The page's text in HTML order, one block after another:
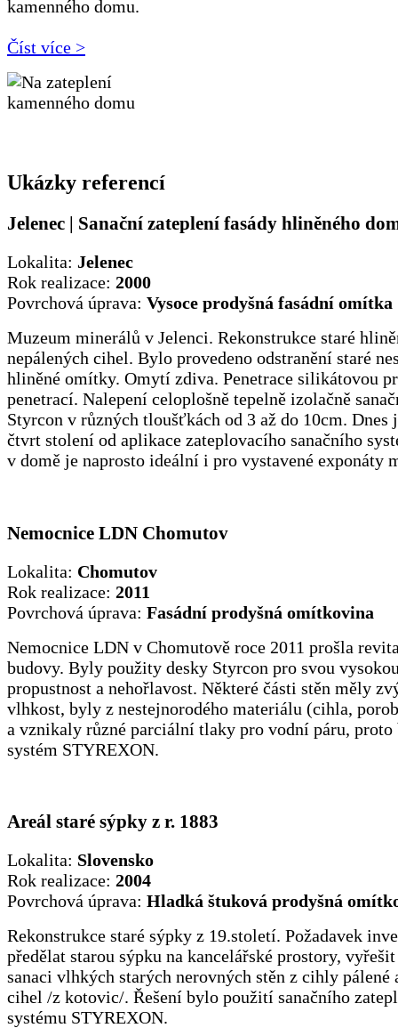
kamenného domu.
Číst více >
Ukázky referencí
Jelenec | Sanační zateplení fasády hliněného
Lokalita: Jelenec
Rok realizace: 2000
Povrchová úprava: Vysoce prodyšná fasádní omítka
Muzeum minerálů v Jelenci. Rekonstrukce staré
nepálených cihel. Bylo provedeno odstranění staré
hliněné omítky. Omytí zdiva. Penetrace silikátovou
penetrací. Nalepení celoplošně tepelně izolačně
Styrcon v různých tloušťkách od 3 až do 10cm. Dnes
čtvrt stolení od aplikace zateplovacího sanačního
v domě je naprosto ideální i pro vystavené exponáty
Nemocnice LDN Chomutov
Lokalita: Chomutov
Rok realizace: 2011
Povrchová úprava: Fasádní prodyšná omítkovina
Nemocnice LDN v Chomutově roce 2011 prošla
budovy. Byly použity desky Styrcon pro svou
propustnost a nehořlavost. Některé části stěn měly
vlhkost, byly z nestejnorodého materiálu (cihla,
a vznikaly různé parciální tlaky pro vodní páru,
systém STYREXON.
Areál staré sýpky z r. 1883
Lokalita: Slovensko
Rok realizace: 2004
Povrchová úprava: Hladká štuková prodyšná
Rekonstrukce staré sýpky z 19.století. Požadavek
předělat starou sýpku na kancelářské prostory,
sanaci vlhkých starých nerovných stěn z cihly pálené
cihel /z kotovic/. Řešení bylo použití sanačního
systému STYREXON.